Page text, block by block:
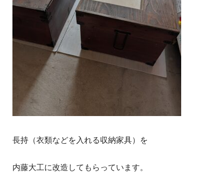
長持（衣類などを入れる収納家具）を
内藤大工に改造してもらっています。